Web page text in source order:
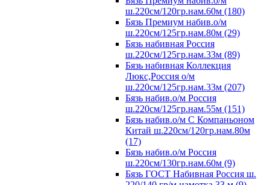
ш.220см/120гр.нам.60м (180)
Бязь Премиум набив.о/м
ш.220см/125гр.нам.80м (29)
Бязь набивная Россия
ш.220см/125гр.нам.33м (89)
Бязь набивная Коллекция
Люкс,Россия о/м
ш.220см/125гр.нам.33м (207)
Бязь набив.о/м Россия
ш.220см/125гр.нам.55м (151)
Бязь набив.о/м С Компаньоном
Китай ш.220см/120гр.нам.80м
(17)
Бязь набив.о/м Россия
ш.220см/130гр.нам.60м (9)
Бязь ГОСТ Набивная Россия ш.